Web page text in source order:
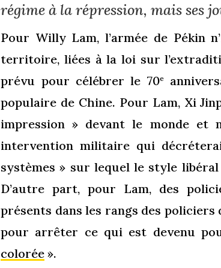
régime à la répression, mais ses
Pour Willy Lam, l’armée de Pékin
territoire, liées à la loi sur
prévu pour célébrer le 70e
populaire de Chine. Pour Lam, Xi
impression » devant le monde
intervention militaire qui
systèmes » sur lequel le style
D’autre part, pour Lam, des
présents dans les rangs des
pour arrêter ce qui est devenu
colorée ».